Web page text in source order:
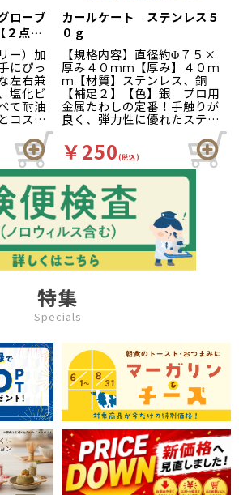
から抜
を追
い頂け
中央部
シン目
・横ど
けてお
サイ
１３ｃ
ローブ
点ま
ー）加
にぴっ
左右兼
塩化ビ
て耐油
コスト
カールケート ステンレス５
０ｇ
【規格内容】直径約Φ７５×
厚み４０ｍｍ【厚み】４０ｍ
ｍ【材質】ステンレス、銅
【補足２】【色】銀 プロ用
金属たわしの定番！手触りが
良く、弾力性に優れたステン
レスたわしです。水切れが良
く、早く乾いて衛生的です。
￥250(税込)
特集
Specials